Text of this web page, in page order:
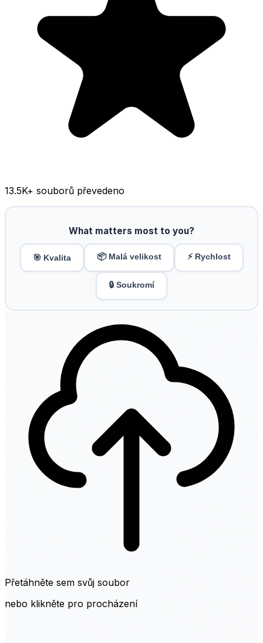
13.5K+ souborů převedeno
What matters most to you?
🎯 Kvalita 📦 Malá velikost ⚡ Rychlost
🔒 Soukromí
Přetáhněte sem svůj soubor
nebo klikněte pro procházení